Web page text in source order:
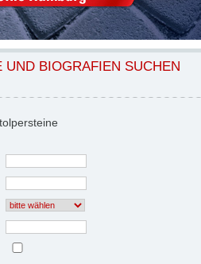
UND BIOGRAFIEN SUCHEN